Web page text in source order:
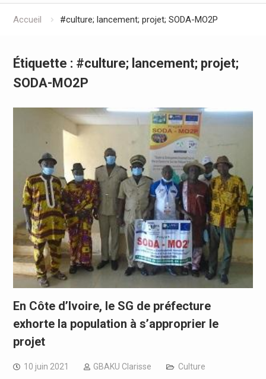
Accueil #culture; lancement; projet; SODA-MO2P
Étiquette : #culture; lancement; projet;
SODA-MO2P
En Côte d’Ivoire, le SG de préfecture
exhorte la population à s’approprier le
projet
10 juin 2021 GBAKU Clarisse Culture